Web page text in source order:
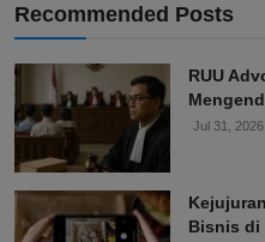
Recommended Posts
RUU
Jul 31, 2026
Bisnis di